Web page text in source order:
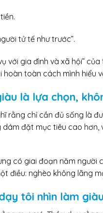
tử tế như trước”.
với gia đình và xã hội”
toàn cách mình hiểu
là lựa chọn,
rằng chỉ cần đủ sống là
đặt mục tiêu cao
có giai đoạn năm người
điều: nghèo không lãng
tôi nhìn làm